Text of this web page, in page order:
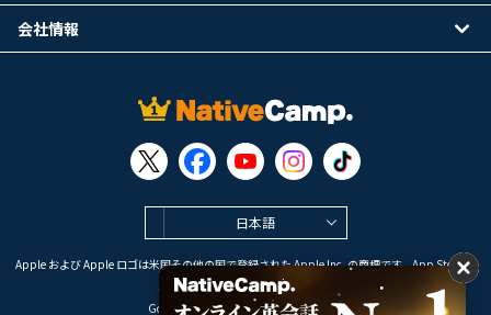
日本語
Apple および Apple ロゴは米国その他の国で登録された Apple Inc. の商標です。App Store は
Apple Inc. のサービスマークです。
Google Play は Google LLC の商標です。
会社情報